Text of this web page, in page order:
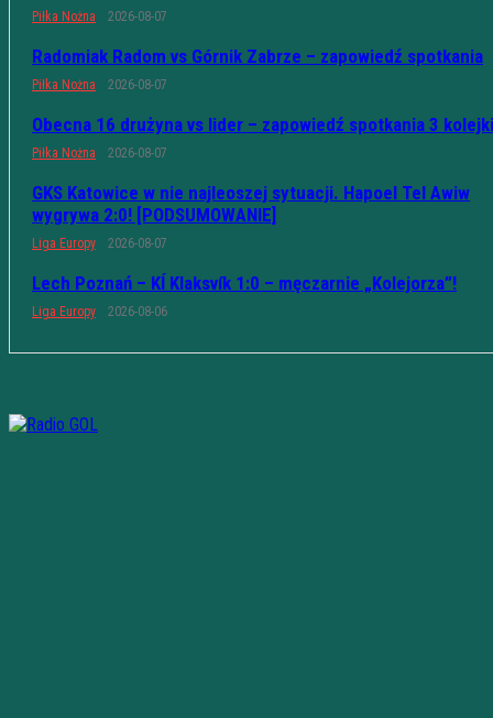
Piłka Nożna 2026-08-07
Radomiak Radom vs Górnik Zabrze – zapowiedź spotkania
Piłka Nożna 2026-08-07
Obecna 16 drużyna vs lider – zapowiedź spotkania 3 kolejki
Piłka Nożna 2026-08-07
GKS Katowice w nie najleoszej sytuacji. Hapoel Tel Awiw
wygrywa 2:0! [PODSUMOWANIE]
Liga Europy 2026-08-07
Lech Poznań – KÍ Klaksvík 1:0 – męczarnie „Kolejorza”!
Liga Europy 2026-08-06